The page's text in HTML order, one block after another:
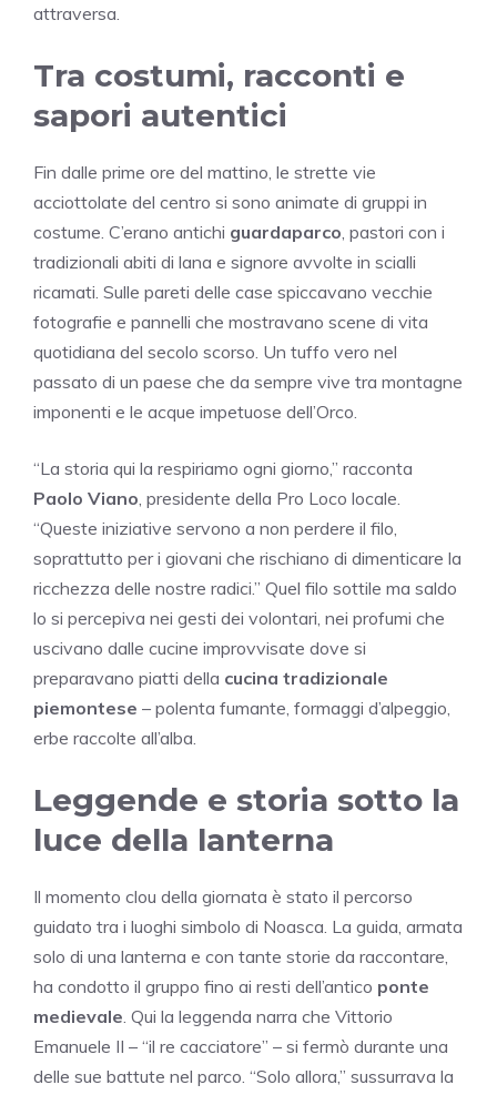
attraversa.
Tra costumi, racconti e
sapori autentici
Fin dalle prime ore del mattino, le strette vie
acciottolate del centro si sono animate di gruppi in
costume. C’erano antichi guardaparco , pastori con i
tradizionali abiti di lana e signore avvolte in scialli
ricamati. Sulle pareti delle case spiccavano vecchie
fotografie e pannelli che mostravano scene di vita
quotidiana del secolo scorso. Un tuffo vero nel
passato di un paese che da sempre vive tra montagne
imponenti e le acque impetuose dell’Orco.
“La storia qui la respiriamo ogni giorno,” racconta
Paolo Viano , presidente della Pro Loco locale.
“Queste iniziative servono a non perdere il filo,
soprattutto per i giovani che rischiano di dimenticare la
ricchezza delle nostre radici.” Quel filo sottile ma saldo
lo si percepiva nei gesti dei volontari, nei profumi che
uscivano dalle cucine improvvisate dove si
preparavano piatti della cucina tradizionale
piemontese – polenta fumante, formaggi d’alpeggio,
erbe raccolte all’alba.
Leggende e storia sotto la
luce della lanterna
Il momento clou della giornata è stato il percorso
guidato tra i luoghi simbolo di Noasca. La guida, armata
solo di una lanterna e con tante storie da raccontare,
ha condotto il gruppo fino ai resti dell’antico ponte
medievale . Qui la leggenda narra che Vittorio
Emanuele II – “il re cacciatore” – si fermò durante una
delle sue battute nel parco. “Solo allora,” sussurrava la